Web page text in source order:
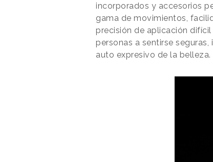
incorporados y accesorios
gama de movimientos,
precisión de aplicación
personas a sentirse
auto expresivo de la belleza.